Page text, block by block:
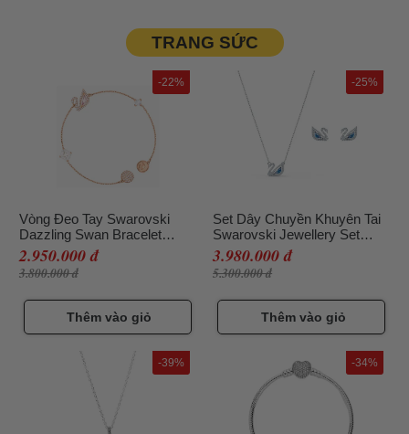
TRANG SỨC
Vòng Đeo Tay Swarovski
Dazzling Swan Bracelet
5485876 Size S
2.950.000 đ
3.800.000 đ
-22%
Thêm vào giỏ
Set Dây Chuyền Khuyên Tai
Swarovski Jewellery Set
5521471
3.980.000 đ
5.300.000 đ
-25%
Thêm vào giỏ
-39% -34%